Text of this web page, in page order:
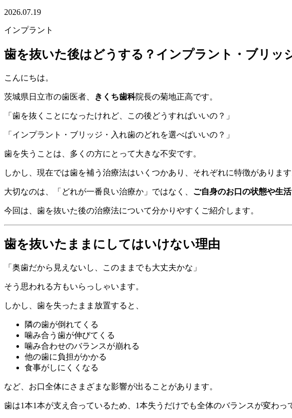
2026.07.19
インプラント
歯を抜いた後はどうする？インプラント・ブリッ
こんにちは。
茨城県日立市の歯医者、 きくち歯科院長の菊地正高です。
「歯を抜くことになったけれど、この後どうすればいいの？」
「インプラント・ブリッジ・入れ歯のどれを選べばいいの？」
歯を失うことは、多くの方にとって大きな不安です。
しかし、現在では歯を補う治療法はいくつかあり、それぞれに特徴があります
大切なのは、「どれが一番良い治療か」ではなく、 ご自身のお口の状態や生
今回は、歯を抜いた後の治療法について分かりやすくご紹介します。
歯を抜いたままにしてはいけない理由
「奥歯だから見えないし、このままでも大丈夫かな」
そう思われる方もいらっしゃいます。
しかし、歯を失ったまま放置すると、
隣の歯が倒れてくる
噛み合う歯が伸びてくる
噛み合わせのバランスが崩れる
他の歯に負担がかかる
食事がしにくくなる
など、お口全体にさまざまな影響が出ることがあります。
歯は1本1本が支え合っているため、1本失うだけでも全体のバランスが変わっ